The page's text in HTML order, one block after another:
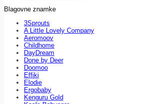
Blagovne znamke
3Sprouts
A Little Lovely Company
Aeromoov
Childhome
DayDream
Done by Deer
Doomoo
Effiki
Elodie
Ergobaby
Kenguru Gold